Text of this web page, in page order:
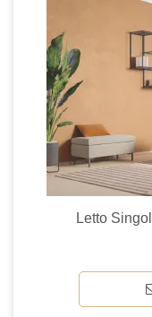
Letto